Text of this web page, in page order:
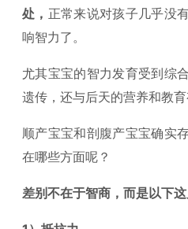
处， 正常来说对孩子几乎没
响智力了。
尤其宝宝的智力发育受到综
遗传，还与后天的营养和教育
顺产宝宝和剖腹产宝宝确实
在哪些方面呢？
差别不在于智商，而是以下这